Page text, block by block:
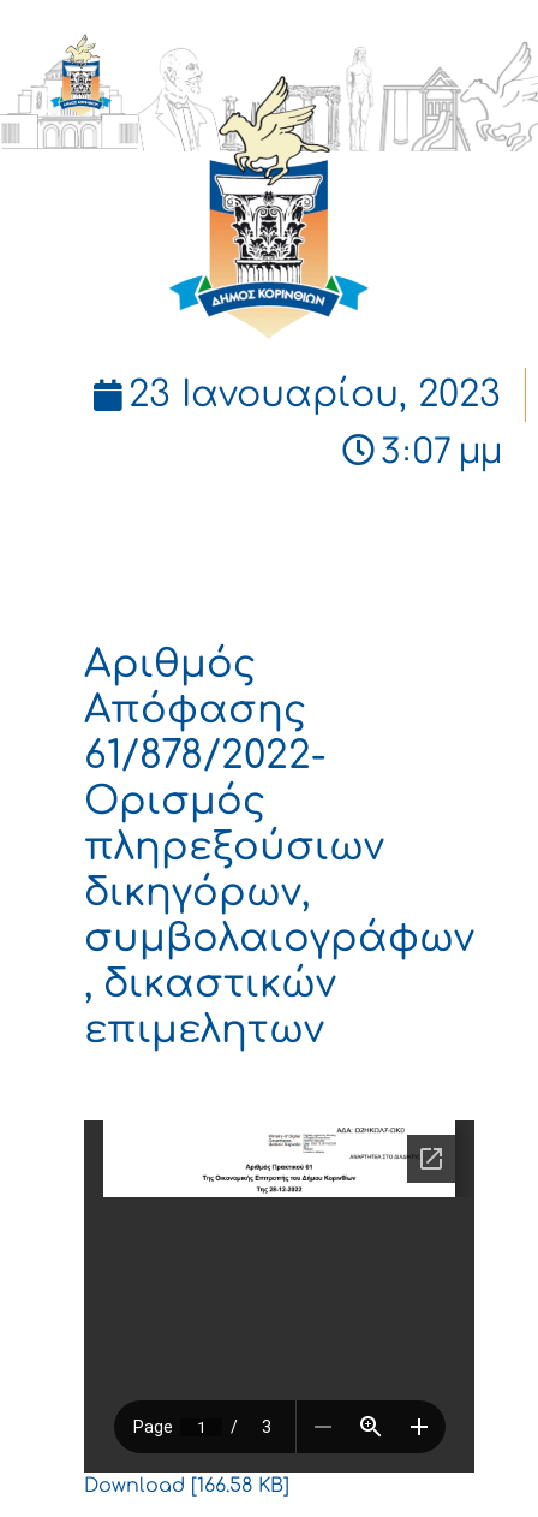
ΔΗΜΟΣ
ΚΟΡΙΝΘΙΩΝ
23 Ιανουαρίου, 2023
3:07 μμ
Αριθμός
Απόφασης
61/878/2022-
Ορισμός
πληρεξούσιων
δικηγόρων,
συμβολαιογράφων
, δικαστικών
επιμελητων
Download [166.58 KB]